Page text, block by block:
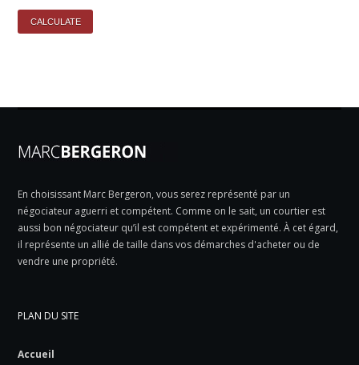
En choisissant Marc Bergeron, vous serez représenté par un
négociateur aguerri et compétent. Comme on le sait, un courtier est
aussi bon négociateur qu’il est compétent et expérimenté. À cet égard,
il représente un allié de taille dans vos démarches d'acheter ou de
vendre une propriété.
PLAN DU SITE
Accueil